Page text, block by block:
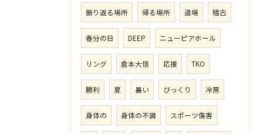
振り返る場所 帰る場所 道場 稽古
春分の日 DEEP ニューピアホール
リング 倉本大悟 応援 TKO
勝利 夏 暑い びっくり 冷房
身体の 身体の不調 スポーツ傷害